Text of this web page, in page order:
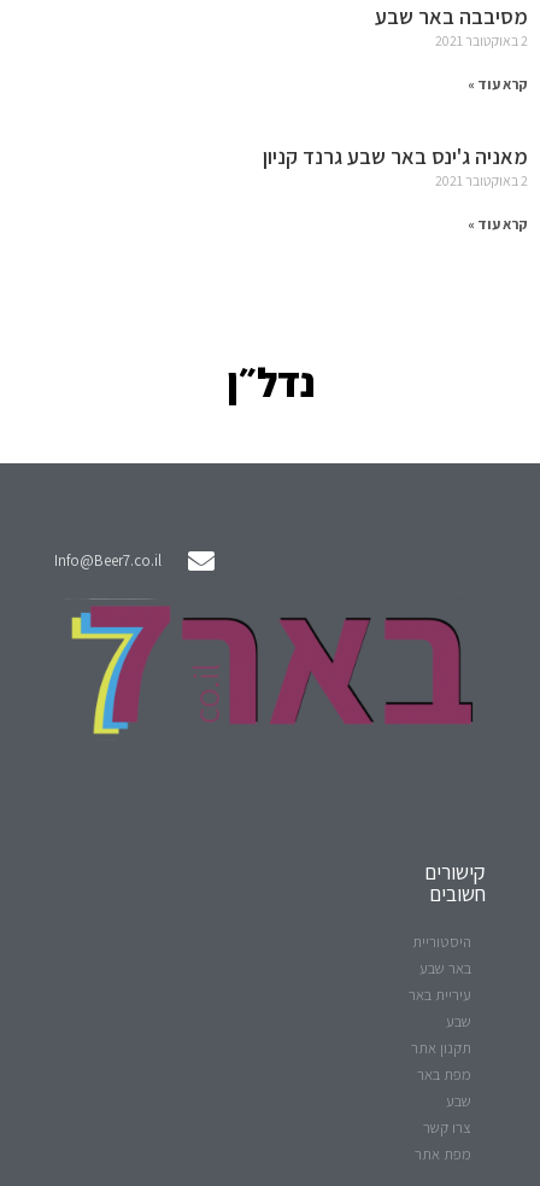
מסיבבה באר שבע
2 באוקטובר 2021
קרא עוד »
מאניה ג'ינס באר שבע גרנד קניון
2 באוקטובר 2021
קרא עוד »
נדל״ן
Info@Beer7.co.il
קישורים
חשובים
היסטוריית
באר שבע
עיריית באר
שבע
תקנון אתר
מפת באר
שבע
צרו קשר
מפת אתר